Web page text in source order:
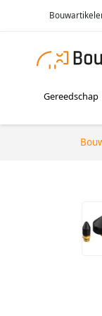
Gereedschap